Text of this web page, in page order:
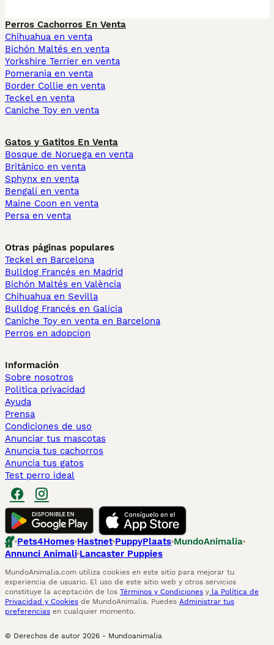
Perros Cachorros En Venta
Chihuahua en venta
Bichón Maltés en venta
Yorkshire Terrier en venta
Pomerania en venta
Border Collie en venta
Teckel en venta
Caniche Toy en venta
Gatos y Gatitos En Venta
Bosque de Noruega en venta
Británico en venta
Sphynx en venta
Bengalí en venta
Maine Coon en venta
Persa en venta
Otras páginas populares
Teckel en Barcelona
Bulldog Francés en Madrid
Bichón Maltés en València
Chihuahua en Sevilla
Bulldog Francés en Galicia
Caniche Toy en venta en Barcelona
Perros en adopcion
Información
Sobre nosotros
Politica privacidad
Ayuda
Prensa
Condiciones de uso
Anunciar tus mascotas
Anuncia tus cachorros
Anuncia tus gatos
Test perro ideal
Pets4Homes Hastnet PuppyPlaats MundoAnimalia
Annunci Animali Lancaster Puppies
MundoAnimalia.com utiliza cookies en este sitio para mejorar tu
experiencia de usuario. El uso de este sitio web y otros servicios
constituye la aceptación de los Términos y Condiciones y la Política de
Privacidad y Cookies de MundoAnimalia. Puedes Administrar tus
preferencias en cualquier momento.
© Derechos de autor 2026 - Mundoanimalia